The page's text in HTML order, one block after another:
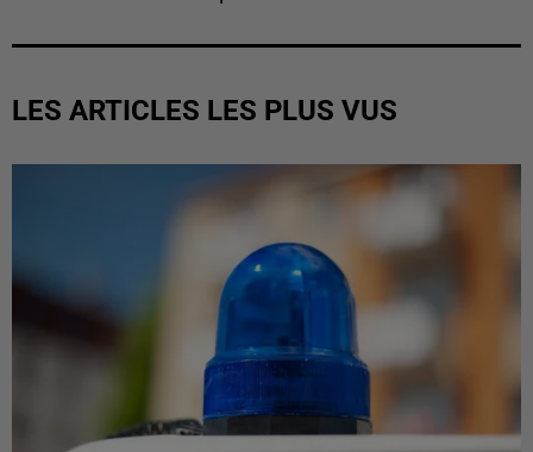
LES ARTICLES LES PLUS VUS